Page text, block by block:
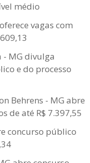
médio
vagas com
- MG divulga
e do processo
Behrens - MG abre
de até R$ 7.397,55
concurso público